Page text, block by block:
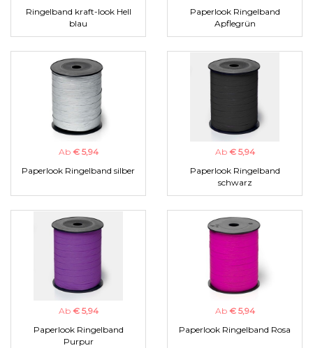
Ringelband kraft-look Hell
blau
Paperlook Ringelband
Apflegrün
Ab € 5,94
Paperlook Ringelband silber
Ab € 5,94
Paperlook Ringelband
schwarz
Ab € 5,94
Paperlook Ringelband
Purpur
Ab € 5,94
Paperlook Ringelband Rosa